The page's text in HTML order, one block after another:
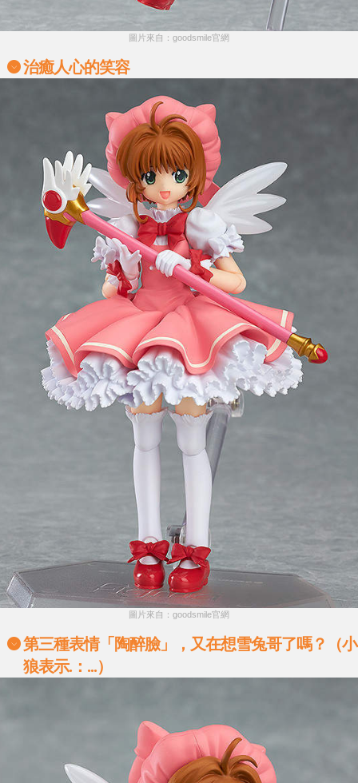
圖片來自：goodsmile官網
治癒人心的笑容
圖片來自：goodsmile官網
第三種表情「陶醉臉」，又在想雪兔哥了嗎？（小
狼表示.：...）